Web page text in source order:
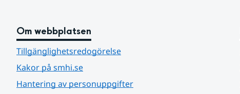
Om webbplatsen
Tillgänglighetsredogörelse
Kakor på smhi.se
Hantering av personuppgifter